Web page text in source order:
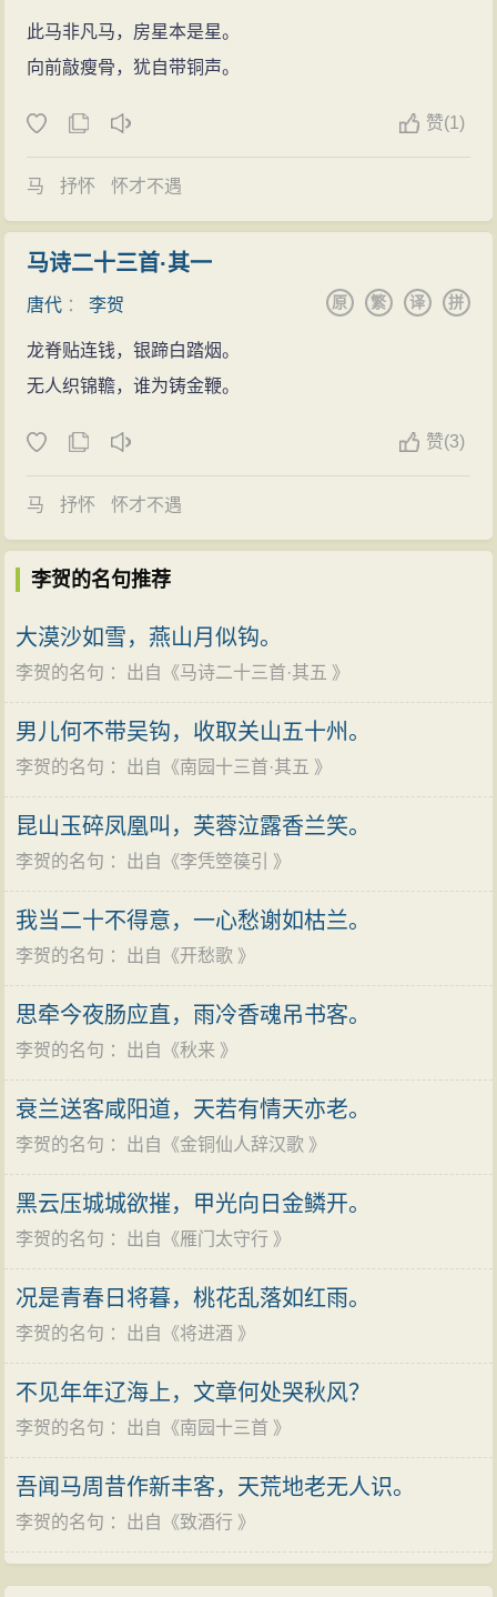
“呕心沥血”的创作态度大有关系。
李贺在长安时，居崇义里，与王参元、杨敬之、权
一破锦囊。李贺有得诗句，即写投囊中，归家后足成完
了序。人们出于对李贺的怀念，传说李贺临死时，见天
帝派绯衣使者相召到天上白玉楼作记文；又传其母一夕
梦见李贺，说他正为天帝作白瑶宫记文（李商隐《李贺
小传》及张读《宣室志》）。昭宗时，韦庄上奏请追赐
李贺进士及第，赠补阙、拾遗官职。但因宫廷发生事
注》。
解，终无可奈何，李贺不得不愤离试院。元和三年（公
元808年）春，十九岁的李贺离京返回昌谷，作《出
城》，当年十月间，再次西入长安。经停洛阳，韩愈、
月十四日，李贺在洛阳仁和里坊的宅院中，与前辈话
元和五年（810年），这一年李贺二十一岁，韩愈调
为河南令（河南府，治所洛阳），有诗《燕河南府秀
才》，诗中有“惟求文章写，不敢妒与争”。可能是感怀此
前李贺的不幸遭遇，诫勉本届考生。
未能参加进士考试，对李贺打击甚重，他曾写了不
少抒愤之诗，当年回到昌谷。大约因其为李唐宗室的后
又返回长安，经宗人推荐，考核后，父荫得官，任奉礼
郎，从九品。从此，“牢落长安”长达3年，为官3年间，李
贺亲身经历，耳闻目睹了许多事情，结交了一批志同道
虽不如意，却创作了一系列反映现实、鞭挞黑暗的诗
篇。虽然此间心情“瞧悴如刍狗”，但增长了生活阅历，扩
杰出地位，应该说主要是这一时期写下的近60首作品奠
定的。
由于迁调无望，功名无成，哀愤孤激之思日深。加
之妻又病卒，李贺忧郁病笃，元和八年（813年）春告病
井》的诗，预祝他南游成功，但结果大约也不妙。“九州
人事皆如此”，他折回洛阳，告别长辈皇甫湜等亲友，同
辞去奉礼郎之职，重回昌谷“归卧”。然后取道宜阳、洛
阳、经河阳，入太行，过长平、高平，于深秋到达潞州
（今山西长治市）。此后在潞州张彻的荐举下，做了3个
力猖獗，郗士美讨叛无功，告病到洛阳休养，友人张彻
也抽身回长安。李贺无路可走，只得强撑病躯，回到昌
此马非凡马，房星本是星。
向前敲瘦骨，犹自带铜声。
赞(1)
马 抒怀 怀才不遇
马诗二十三首·其一
唐代 ：李贺 拼
译
繁
原
龙脊贴连钱，银蹄白踏烟。
无人织锦韂，谁为铸金鞭。
赞(3)
马 抒怀 怀才不遇
李贺的名句推荐
大漠沙如雪，燕山月似钩。
李贺的名句 ：出自《马诗二十三首·其五 》
男儿何不带吴钩，收取关山五十州。
李贺的名句 ：出自《南园十三首·其五 》
昆山玉碎凤凰叫，芙蓉泣露香兰笑。
李贺的名句 ：出自《李凭箜篌引 》
我当二十不得意，一心愁谢如枯兰。
李贺的名句 ：出自《开愁歌 》
思牵今夜肠应直，雨冷香魂吊书客。
李贺的名句 ：出自《秋来 》
衰兰送客咸阳道，天若有情天亦老。
李贺的名句 ：出自《金铜仙人辞汉歌 》
黑云压城城欲摧，甲光向日金鳞开。
李贺的名句 ：出自《雁门太守行 》
况是青春日将暮，桃花乱落如红雨。
李贺的名句 ：出自《将进酒 》
不见年年辽海上，文章何处哭秋风？
李贺的名句 ：出自《南园十三首 》
吾闻马周昔作新丰客，天荒地老无人识。
李贺的名句 ：出自《致酒行 》